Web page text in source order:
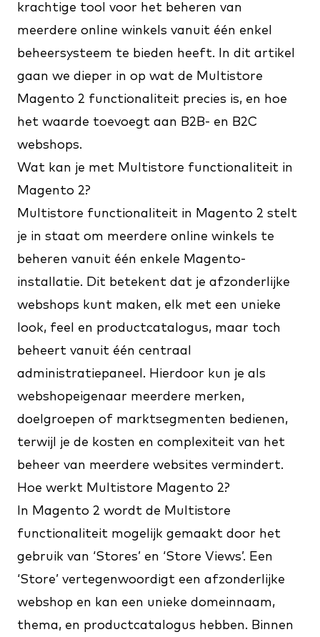
krachtige tool voor het beheren van
meerdere online winkels vanuit één enkel
beheersysteem te bieden heeft. In dit artikel
gaan we dieper in op wat de Multistore
Magento 2 functionaliteit precies is, en hoe
het waarde toevoegt aan B2B- en B2C
webshops.
Wat kan je met Multistore functionaliteit in
Magento 2?
Multistore functionaliteit in Magento 2 stelt
je in staat om meerdere online winkels te
beheren vanuit één enkele Magento-
installatie. Dit betekent dat je afzonderlijke
webshops kunt maken, elk met een unieke
look, feel en productcatalogus, maar toch
beheert vanuit één centraal
administratiepaneel. Hierdoor kun je als
webshopeigenaar meerdere merken,
doelgroepen of marktsegmenten bedienen,
terwijl je de kosten en complexiteit van het
beheer van meerdere websites vermindert.
Hoe werkt Multistore Magento 2?
In Magento 2 wordt de Multistore
functionaliteit mogelijk gemaakt door het
gebruik van ‘Stores’ en ‘Store Views’. Een
‘Store’ vertegenwoordigt een afzonderlijke
webshop en kan een unieke domeinnaam,
thema, en productcatalogus hebben. Binnen